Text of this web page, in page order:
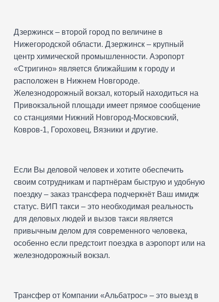
Дзержинск – второй город по величине в
Нижегородской области. Дзержинск – крупный
центр химической промышленности. Аэропорт
«Стригино» является ближайшим к городу и
расположен в Нижнем Новгороде.
Железнодорожный вокзал, который находиться на
Привокзальной площади имеет прямое сообщение
со станциями Нижний Новгород-Московский,
Ковров-1, Гороховец, Вязники и другие.
Если Вы деловой человек и хотите обеспечить
своим сотрудникам и партнёрам быструю и удобную
поездку – заказ трансфера подчеркнёт Ваш имидж
статус. ВИП такси – это необходимая реальность
для деловых людей и вызов такси является
привычным делом для современного человека,
особенно если предстоит поездка в аэропорт или на
железнодорожный вокзал.
Трансфер от Компании «Альбатрос» – это выезд в